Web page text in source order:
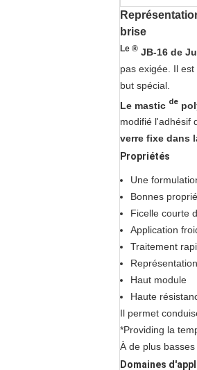
brise
Le ® JB-16 de
pas exigée. Il
but spécial.
Le mastic de
modifié l'adhésif
verre fixe dans
Propriétés
Une
Bonnes
Ficelle courte
Application
Traitement
Haut module
Haute
Il permet
*Providing la
À de plus
Domaines